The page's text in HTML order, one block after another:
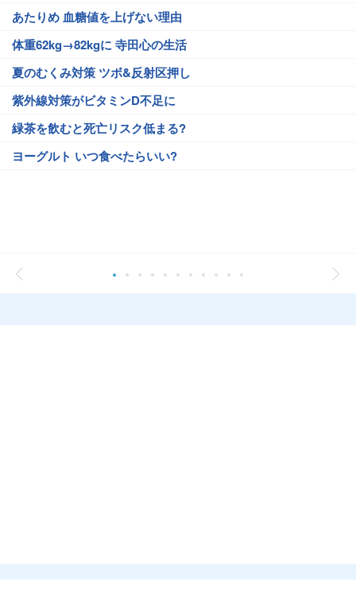
あたりめ 血糖値を上げない理由
体重62kg→82kgに 寺田心の生活
夏のむくみ対策 ツボ&反射区押し
紫外線対策がビタミンD不足に
緑茶を飲むと死亡リスク低まる?
ヨーグルト いつ食べたらいい?